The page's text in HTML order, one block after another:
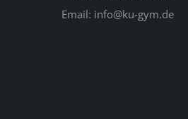
Email: info@ku-gym.de